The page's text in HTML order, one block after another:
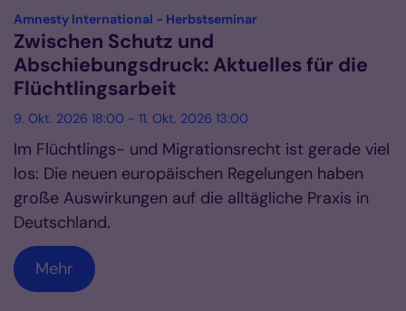
Datum: 9. Oktober 2026
Amnesty International - Herbstseminar:
Zwischen Schutz und
Abschiebungsdruck: Aktuelles für die
Flüchtlingsarbeit
9. Okt. 2026 18:00 - 11. Okt. 2026 13:00
Im Flüchtlings- und Migrationsrecht ist gerade viel
los: Die neuen europäischen Regelungen haben
große Auswirkungen auf die alltägliche Praxis in
Deutschland.
Mehr